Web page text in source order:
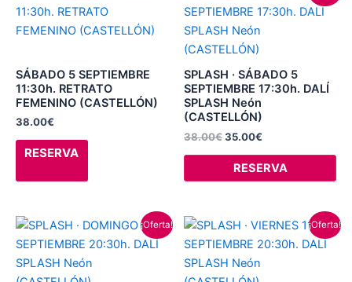
SÁBADO 5 SEPTIEMBRE
11:30h. RETRATO
FEMENINO (CASTELLÓN)
38.00€
RESERVA
producto
tiene
variantes.
Las
opciones
pueden
en
página
de
SPLASH · SÁBADO 5
SEPTIEMBRE 17:30h. DALÍ
SPLASH Neón
(CASTELLÓN)
38.00€
original
era:
38.00€.
35.00€
actual
RESERVA
¡Oferta!
El
original
era:
38.00€.
El
actual
¡Oferta!
El
original
era:
38.00€.
El
actual